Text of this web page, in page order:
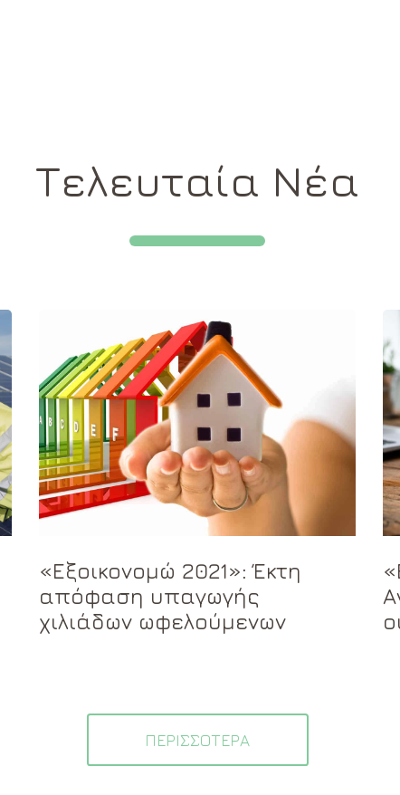
Τελευταία Νέα
«Εξοικονομώ 2021»: Έκτη
απόφαση υπαγωγής
χιλιάδων ωφελούμενων
ΠΕΡΙΣΣΟΤΕΡΑ